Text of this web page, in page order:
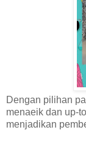
Dengan pilihan
menaeik dan up-
menjadikan